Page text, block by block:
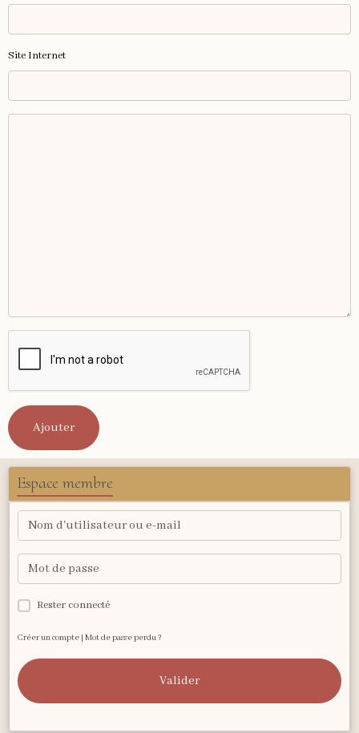
Site Internet
Ajouter
Espace membre
Rester connecté
Créer un compte | Mot de passe perdu ?
Valider